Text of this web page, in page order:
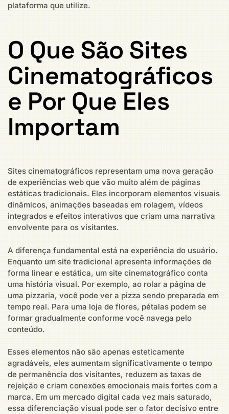
plataforma que utilize.
O Que São Sites
Cinematográficos
e Por Que Eles
Importam
Sites cinematográficos representam uma nova geração
de experiências web que vão muito além de páginas
estáticas tradicionais. Eles incorporam elementos visuais
dinâmicos, animações baseadas em rolagem, vídeos
integrados e efeitos interativos que criam uma narrativa
envolvente para os visitantes.
A diferença fundamental está na experiência do usuário.
Enquanto um site tradicional apresenta informações de
forma linear e estática, um site cinematográfico conta
uma história visual. Por exemplo, ao rolar a página de
uma pizzaria, você pode ver a pizza sendo preparada em
tempo real. Para uma loja de flores, pétalas podem se
formar gradualmente conforme você navega pelo
conteúdo.
Esses elementos não são apenas esteticamente
agradáveis, eles aumentam significativamente o tempo
de permanência dos visitantes, reduzem as taxas de
rejeição e criam conexões emocionais mais fortes com a
marca. Em um mercado digital cada vez mais saturado,
essa diferenciação visual pode ser o fator decisivo entre